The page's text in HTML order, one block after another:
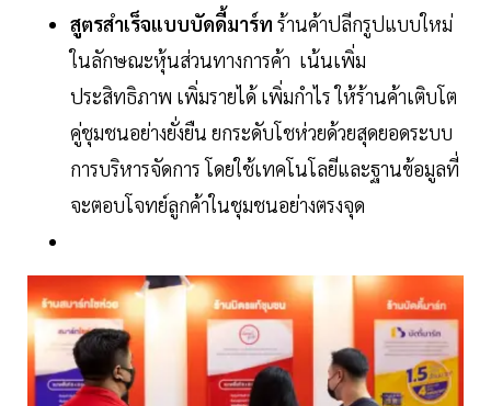
สูตรสำเร็จแบบบัดดี้มาร์ท ร้านค้าปลีกรูปแบบใหม่
ในลักษณะหุ้นส่วนทางการค้า เน้นเพิ่ม
ประสิทธิภาพ เพิ่มรายได้ เพิ่มกำไร ให้ร้านค้าเติบโต
คู่ชุมชนอย่างยั่งยืน ยกระดับโชห่วยด้วยสุดยอดระบบ
การบริหารจัดการ โดยใช้เทคโนโลยีและฐานข้อมูลที่
จะตอบโจทย์ลูกค้าในชุมชนอย่างตรงจุด